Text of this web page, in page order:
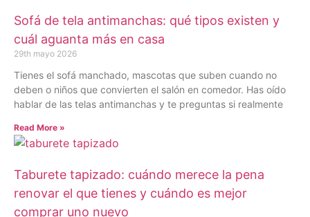
Sofá de tela antimanchas: qué tipos existen y
cuál aguanta más en casa
29th mayo 2026
Tienes el sofá manchado, mascotas que suben cuando no
deben o niños que convierten el salón en comedor. Has oído
hablar de las telas antimanchas y te preguntas si realmente
Read More »
Taburete tapizado: cuándo merece la pena
renovar el que tienes y cuándo es mejor
comprar uno nuevo